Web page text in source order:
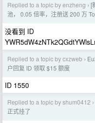
Replied to a topic by enzheng › [
池， 0.05 倍率，注册送 200 万
没看到 ID
Replied to a topic by cxzweb ›
户回复 ID 领取 $15 额度
ID 1550
Replied to a topic by shum0412 ›
正式挂了